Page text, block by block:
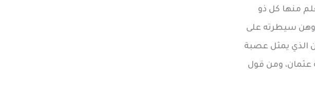
منها كل ذو
سيطرته على
الذي يمثل عصبة
عثمان، ومن قول